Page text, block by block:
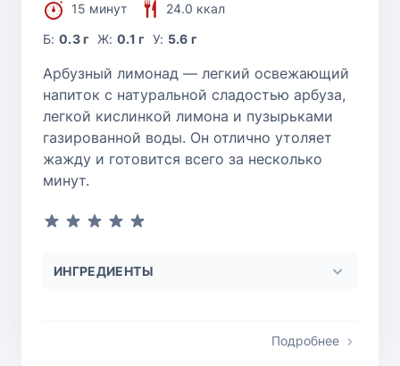
15 минут
24.0 ккал
Б:0.3 г Ж: 0.1 г У: 5.6 г
Арбузный лимонад — легкий освежающий
напиток с натуральной сладостью арбуза,
легкой кислинкой лимона и пузырьками
газированной воды. Он отлично утоляет
жажду и готовится всего за несколько
минут.
ИНГРЕДИЕНТЫ
Подробнее